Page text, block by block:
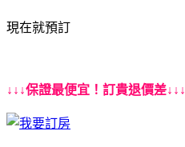
現在就預訂
↓↓↓保證最便宜！訂貴退價差↓↓↓